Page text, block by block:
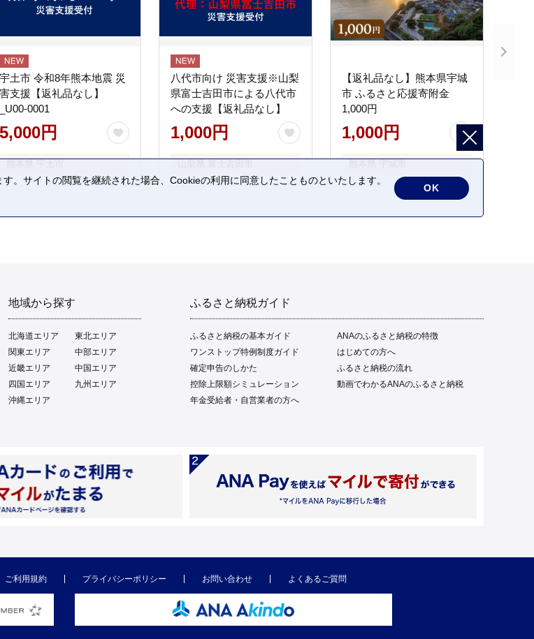
宇土市 令和8年熊本地震 災
害支援【返礼品なし】
_U00-0001
5,000円
八代市向け 災害支援※山梨
県富士吉田市による八代市
への支援【返礼品なし】
1,000円
【返礼品なし】熊本県宇城
市 ふるさと応援寄附金
1,000円
1,000円
地域から探す
北海道エリア
東北エリア
関東エリア
中部エリア
近畿エリア
中国エリア
四国エリア
九州エリア
沖縄エリア
ふるさと納税ガイド
ふるさと納税の基本ガイド
ANAのふるさと納税の特徴
ワンストップ特例制度ガイド
はじめての方へ
確定申告のしかた
ふるさと納税の流れ
控除上限額シミュレーション
動画でわかるANAのふるさと納税
年金受給者・自営業者の方へ
ご利用規約 プライバシーポリシー お問い合わせ よくあるご質問
。サイトの閲覧を継続された場合、Cookieの利用に同意したことものといたします。
OK